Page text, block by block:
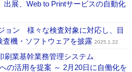
出展、Web to Printサービスの自動化
ョン 様々な検査対象に対応し、目
機・ソフトウェアを披露 2025.1.22
刷業基幹業務管理システム
の活用を提案 ～ 2月20日に自働化を